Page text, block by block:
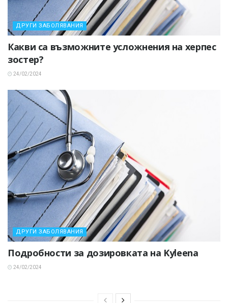
ДРУГИ ЗАБОЛЯВАНИЯ
Какви са възможните усложнения на херпес
зостер?
24/02/2024
ДРУГИ ЗАБОЛЯВАНИЯ
Подробности за дозировката на Kyleena
24/02/2024